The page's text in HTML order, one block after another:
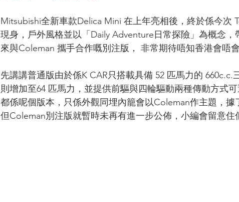
Mitsubishi全新車款Delica Mini 在上年亮相後，終於係今次
現身，戶外風格並以「Daily Adventure日常探險」為概念，
來與Coleman 攜手合作嘅別注版， 非常期待唔知香港會唔
先講講普通版由於係K CAR只搭載具備 52 匹馬力的
則增加至64 匹馬力，並提供前驅與四輪驅動兩種傳動方式
都係呢個版本，只係外觀同埋內籠會以Coleman作主題，據
但Coleman別注版就暫時未再有進一步公佈，小編會留意住